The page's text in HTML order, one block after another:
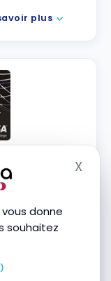
donne
souhaitez
X
plus
1 441 $
partenaires